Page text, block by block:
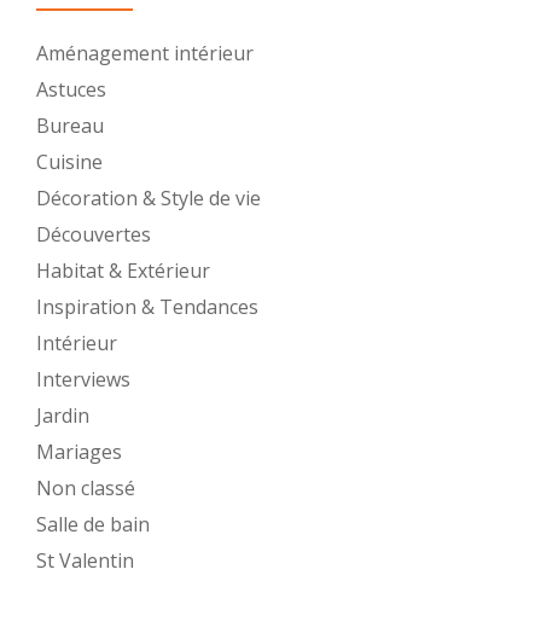
Aménagement intérieur
Astuces
Bureau
Cuisine
Décoration & Style de vie
Découvertes
Habitat & Extérieur
Inspiration & Tendances
Intérieur
Interviews
Jardin
Mariages
Non classé
Salle de bain
St Valentin